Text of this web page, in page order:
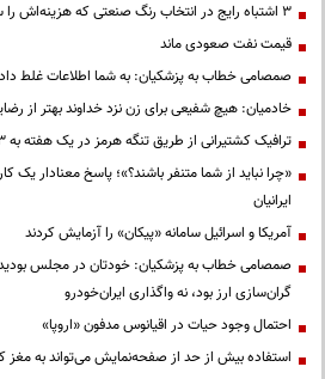
3 اشتباه رایج در انتخاب رنگ صنعتی که هزینه‌اش را سال‌ها می‌پردازید...
قیمت نفت صعودی ماند
صمصامی خطاب به پزشکیان: به شما اطلاعات غلط
خادمیان: هیچ شفیعی برای زن نزد خداوند بهتر از
ترافیک کشتیرانی از طریق تنگه هرمز در یک هفته به ۳۳ کشتی کاهش یافت
«چرا نباید از شما متنفر باشند؟»؛ پاسخ معنادار یک
ایرانیان
آمریکا و اسرائیل سامانه «پیکان» را آزمایش کردند
صمصامی خطاب به پزشکیان: خودتان در مجلس بودید؛
گران‌سازی ارز بود، نه واگذاری ایران‌خودرو
احتمال وجود حیات در اقیانوس مدفون «اروپا»
استفاده بیش از حد از صفحه‌نمایش می‌تواند به مغز